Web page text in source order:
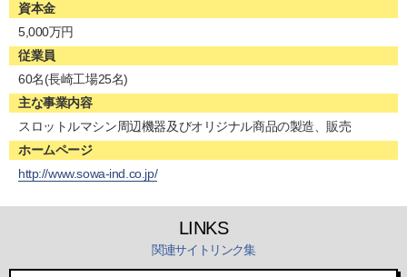
資本金
5,000万円
従業員
60名(長崎工場25名)
主な事業内容
スロットルマシン周辺機器及びオリジナル商品の製造、販売
ホームページ
http://www.sowa-ind.co.jp/
LINKS
関連サイトリンク集